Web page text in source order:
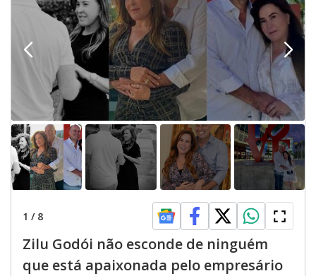
1 / 8
Zilu Godói não esconde de ninguém
que está apaixonada pelo empresário